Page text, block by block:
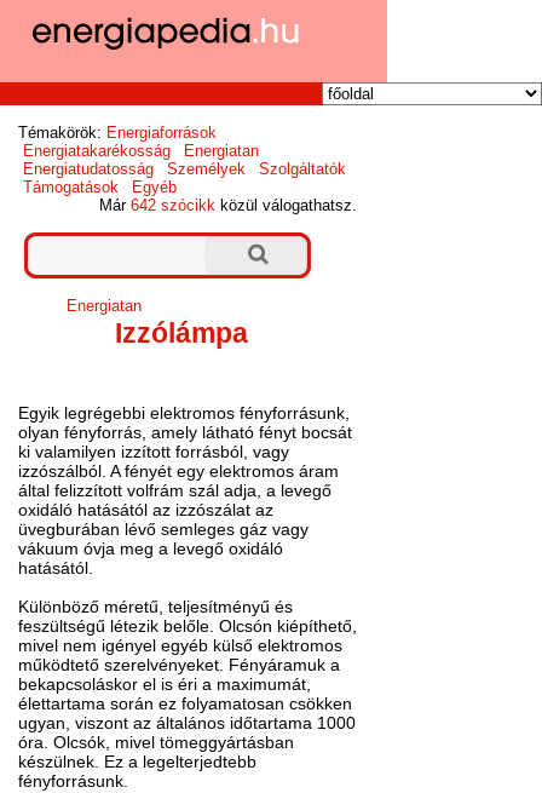
Témakörök: Energiaforrások
Energiatakarékosság
Energiatan
Energiatudatosság
Személyek
Szolgáltatók
Támogatások
Egyéb
Már642 szócikk közül válogathatsz.
Energiatan
Izzólámpa
Egyik legrégebbi elektromos fényforrásunk,
olyan fényforrás, amely látható fényt bocsát
ki valamilyen izzított forrásból, vagy
izzószálból. A fényét egy elektromos áram
által felizzított volfrám szál adja, a levegő
oxidáló hatásától az izzószálat az
üvegburában lévő semleges gáz vagy
vákuum óvja meg a levegő oxidáló
hatásától.
Különböző méretű, teljesítményű és
feszültségű létezik belőle. Olcsón kiépíthető,
mivel nem igényel egyéb külső elektromos
működtető szerelvényeket. Fényáramuk a
bekapcsoláskor el is éri a maximumát,
élettartama során ez folyamatosan csökken
ugyan, viszont az általános időtartama 1000
óra. Olcsók, mivel tömeggyártásban
készülnek. Ez a legelterjedtebb
fényforrásunk.